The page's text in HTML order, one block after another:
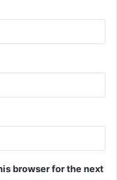
browser for the next